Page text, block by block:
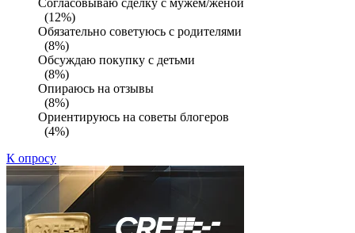
(12%)
Обязательно советуюсь с родителями
(8%)
Обсуждаю покупку с детьми
(8%)
Опираюсь на отзывы
(8%)
Ориентируюсь на советы блогеров
(4%)
К опросу